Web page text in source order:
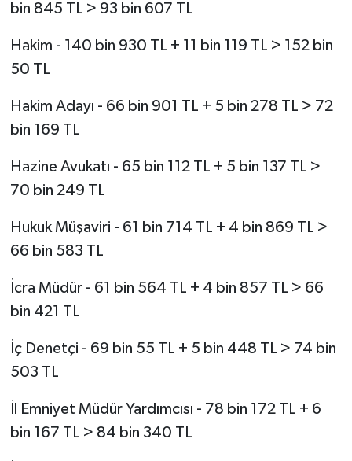
bin 845 TL > 93 bin 607 TL
Hakim - 140 bin 930 TL + 11 bin 119 TL > 152 bin
50 TL
Hakim Adayı - 66 bin 901 TL + 5 bin 278 TL > 72
bin 169 TL
Hazine Avukatı - 65 bin 112 TL + 5 bin 137 TL >
70 bin 249 TL
Hukuk Müşaviri - 61 bin 714 TL + 4 bin 869 TL >
66 bin 583 TL
İcra Müdür - 61 bin 564 TL + 4 bin 857 TL > 66
bin 421 TL
İç Denetçi - 69 bin 55 TL + 5 bin 448 TL > 74 bin
503 TL
İl Emniyet Müdür Yardımcısı - 78 bin 172 TL + 6
bin 167 TL > 84 bin 340 TL